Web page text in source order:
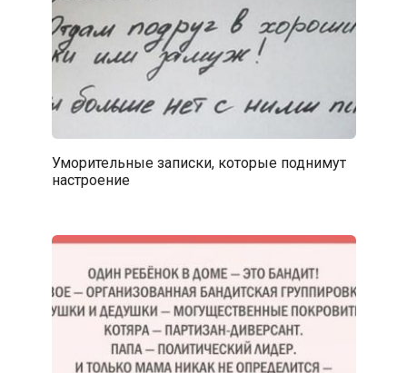
Уморительные записки, которые поднимут
настроение